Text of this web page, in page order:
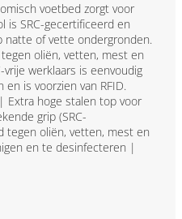
voetbed zorgt voor
is SRC-gecertificeerd en
natte of vette ondergronden.
oliën, vetten, mest en
vrije werklaars is eenvoudig
is voorzien van RFID.
hoge stalen top voor
grip (SRC-
tegen oliën, vetten, mest en
en te desinfecteren |